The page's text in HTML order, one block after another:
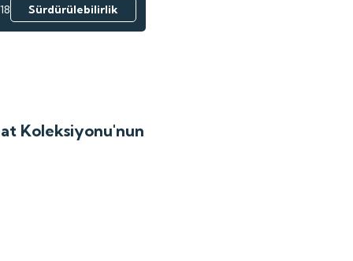
Sürdürülebilirlik
Koleksiyonu'nun